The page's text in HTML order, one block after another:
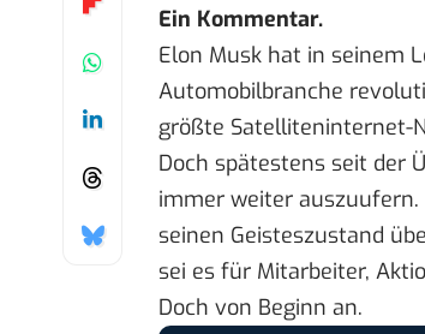
Ein Kommentar.
Elon Musk hat in seinem
Automobilbranche
größte Satelliteninternet-
Doch spätestens seit der
immer weiter
seinen Geisteszustand
sei es für Mitarbeiter,
Doch von Beginn an.